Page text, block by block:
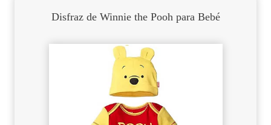
Disfraz de Winnie the Pooh para Bebé